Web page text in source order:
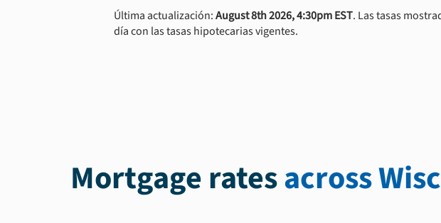
Última actualización:August 8th 2026, 4:30pm EST. Las tasas
día con las tasas hipotecarias vigentes.
Mortgage ratesacross